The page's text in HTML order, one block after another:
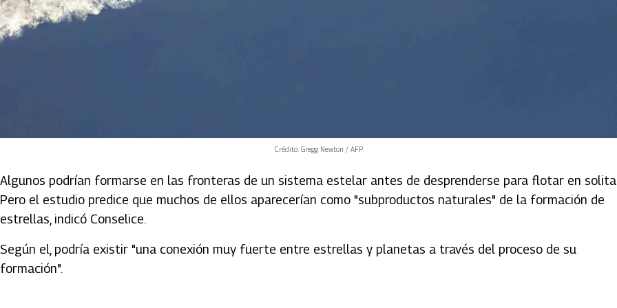
Crédito: Gregg Newton / AFP
Algunos podrían formarse en las fronteras de un sistema estelar antes de desprenderse para flotar en
Pero el estudio predice que muchos de ellos aparecerían como "subproductos naturales" de la formación de
estrellas, indicó Conselice.
Según el, podría existir "una conexión muy fuerte entre estrellas y planetas a través del proceso de su
formación".